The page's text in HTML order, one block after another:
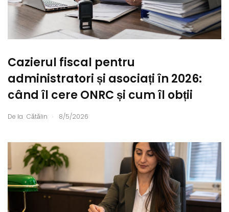
Cazierul fiscal pentru
administratori și asociați în 2026:
când îl cere ONRC și cum îl obții
De la Cătălin . 8/5/2026